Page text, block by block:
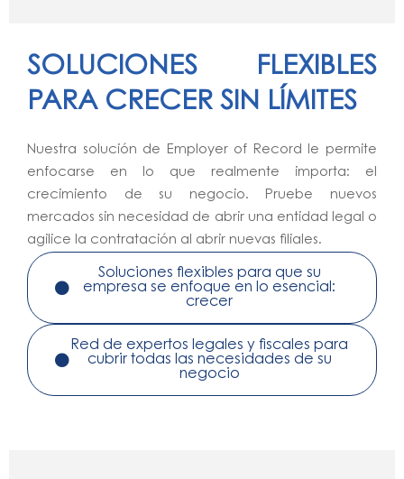
SOLUCIONES FLEXIBLES
PARA CRECER SIN LÍMITES
Nuestra solución de Employer of Record le permite
enfocarse en lo que realmente importa: el
crecimiento de su negocio. Pruebe nuevos
mercados sin necesidad de abrir una entidad legal o
agilice la contratación al abrir nuevas filiales.
Soluciones flexibles para que su
empresa se enfoque en lo esencial:
crecer
Red de expertos legales y fiscales para
cubrir todas las necesidades de su
negocio